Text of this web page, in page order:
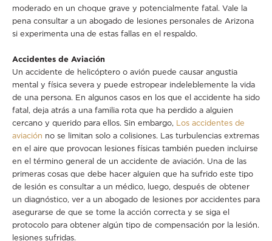
moderado en un choque grave y potencialmente fatal. Vale la
pena consultar a un abogado de lesiones personales de Arizona
si experimenta una de estas fallas en el respaldo.
Accidentes de Aviación
Un accidente de helicóptero o avión puede causar angustia
mental y física severa y puede estropear indeleblemente la vida
de una persona. En algunos casos en los que el accidente ha sido
fatal, deja atrás a una familia rota que ha perdido a alguien
cercano y querido para ellos. Sin embargo, Los accidentes de
aviación no se limitan solo a colisiones. Las turbulencias extremas
en el aire que provocan lesiones físicas también pueden incluirse
en el término general de un accidente de aviación. Una de las
primeras cosas que debe hacer alguien que ha sufrido este tipo
de lesión es consultar a un médico, luego, después de obtener
un diagnóstico, ver a un abogado de lesiones por accidentes para
asegurarse de que se tome la acción correcta y se siga el
protocolo para obtener algún tipo de compensación por la lesión.
lesiones sufridas.